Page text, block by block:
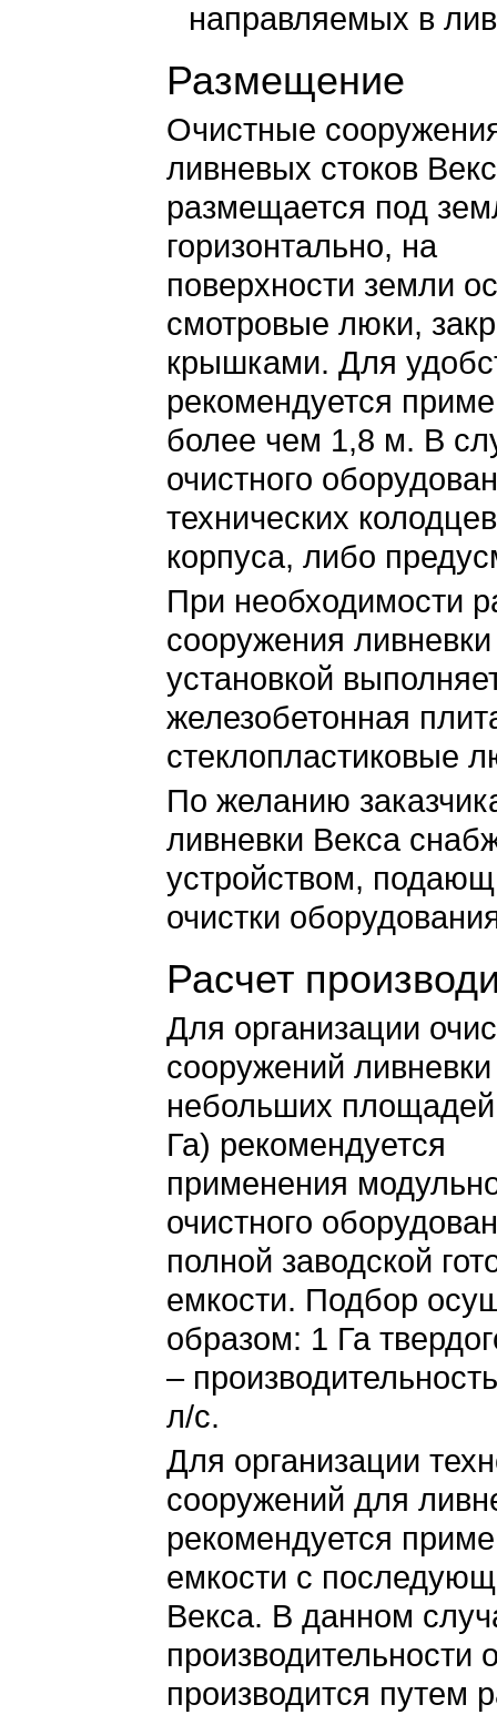
направляемых в
Размещение
Очистные
ливневых стоков
размещается под
горизонтально, на
поверхности земли
смотровые люки,
крышками. Для
рекомендуется
более чем 1,8 м. В
очистного
технических
корпуса, либо
При необходимости
сооружения
установкой
железобетонная
стеклопластиковые
По желанию
ливневки Векса
устройством,
очистки
Расчет
Для организации
сооружений
небольших
Га) рекомендуется
применения
очистного
полной заводской
емкости. Подбор
образом: 1 Га
–
л/с.
Для организации
сооружений для
рекомендуется
емкости с
Векса. В данном
производительности
производится путем